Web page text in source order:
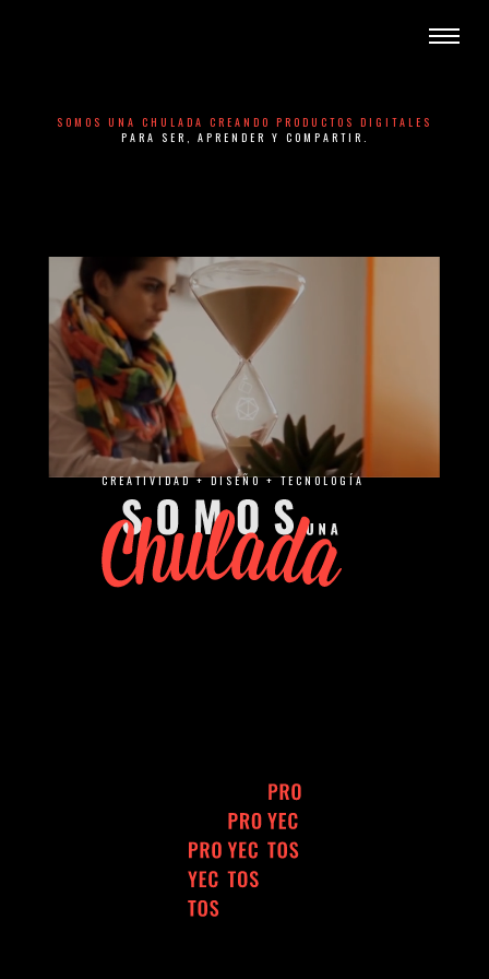
SOMOS UNA CHULADA CREANDO PRODUCTOS DIGITALES
PARA SER, APRENDER Y COMPARTIR.
CREATIVIDAD + DISEÑO + TECNOLOGÍA